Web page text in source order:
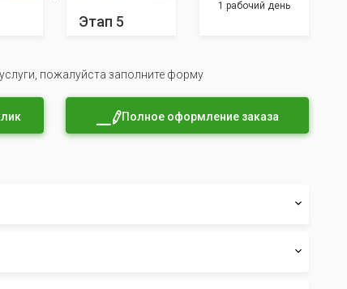
Этап 5
1 рабочий день
пожалуйста заполните форму
Полное оформление заказа